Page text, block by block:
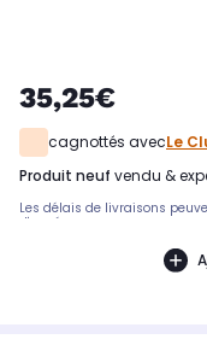
35,25€
cagnottés avecLe
produit neuf vendu &
Les délais de livraisons
d'année.